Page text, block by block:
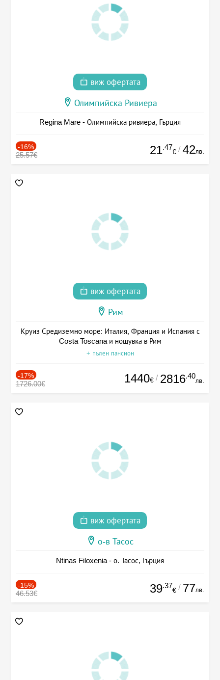
виж офертата
Олимпийска Ривиера
Regina Mare - Олимпийска ривиера, Гърция
-16%
25.57€ 21.47
€ / 42лв.
виж офертата
Рим
Круиз Средиземно море: Италия, Франция и Испания с
Costa Toscana и нощувка в Рим
+ пълен пансион
-17%
1726.00€ 1440€ / 2816.40
лв.
виж офертата
о-в Тасос
Ntinas Filoxenia - о. Тасос, Гърция
-15%
46.53€ 39.37
€ / 77лв.